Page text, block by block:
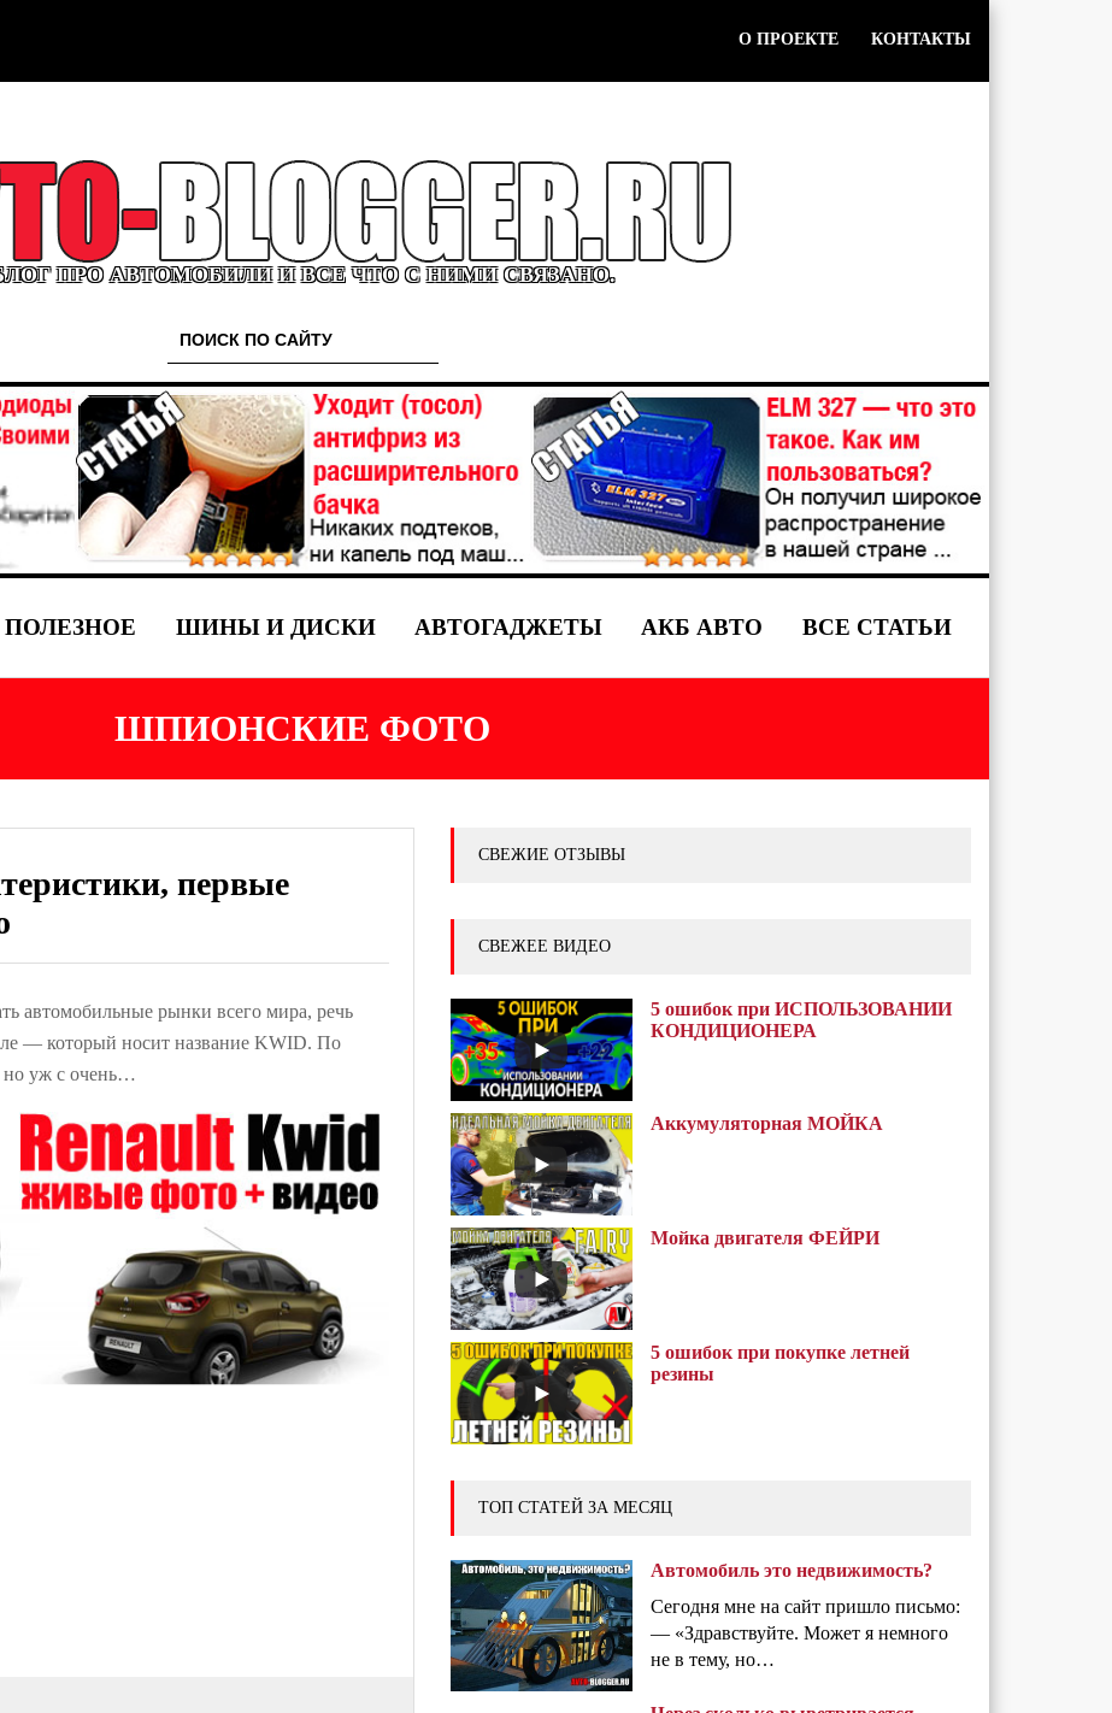
О ПРОЕКТЕ КОНТАКТЫ
ПРО АВТОМОБИЛИ И ВСЕ ЧТО С НИМИ СВЯЗАНО.
ПОЛЕЗНОЕ ШИНЫ И ДИСКИ АВТОГАДЖЕТЫ АКБ АВТО ВСЕ СТАТЬИ
ШПИОНСКИЕ ФОТО
первые
автомобильные рынки всего мира, речь
— который носит название KWID. По
но уж с очень…
СВЕЖИЕ ОТЗЫВЫ
СВЕЖЕЕ ВИДЕО
5 ошибок при ИСПОЛЬЗОВАНИИ
КОНДИЦИОНЕРА
Аккумуляторная МОЙКА
Мойка двигателя ФЕЙРИ
5 ошибок при покупке летней
резины
ТОП СТАТЕЙ ЗА МЕСЯЦ
Автомобиль это недвижимость?
Сегодня мне на сайт пришло письмо:
— «Здравствуйте. Может я немного
не в тему, но…